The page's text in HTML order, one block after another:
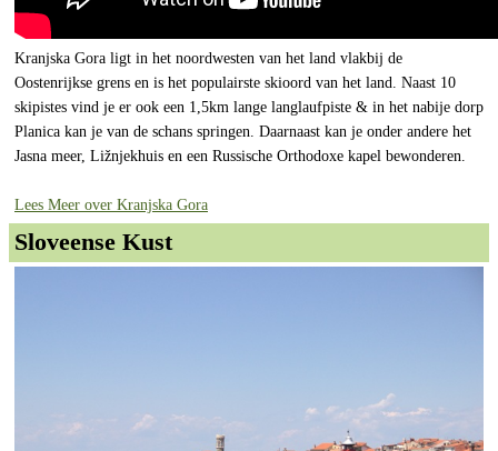
Kranjska Gora ligt in het noordwesten van het land vlakbij de
Oostenrijkse grens en is het populairste skioord van het land. Naast 10
skipistes vind je er ook een 1,5km lange langlaufpiste & in het nabije dorp
Planica kan je van de schans springen. Daarnaast kan je onder andere het
Jasna meer, Ližnjekhuis en een Russische Orthodoxe kapel bewonderen.
Lees Meer over Kranjska Gora
Sloveense Kust